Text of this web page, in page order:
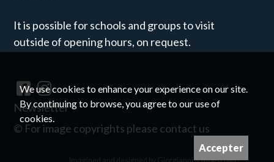
It is possible for schools and groups to visit
outside of opening hours, on request.
Newsletter
© For image copyrights please contact us
We use cookies to enhance your experience on our site.
By continuing to browse, you agree to our use of
cookies.
Accepter